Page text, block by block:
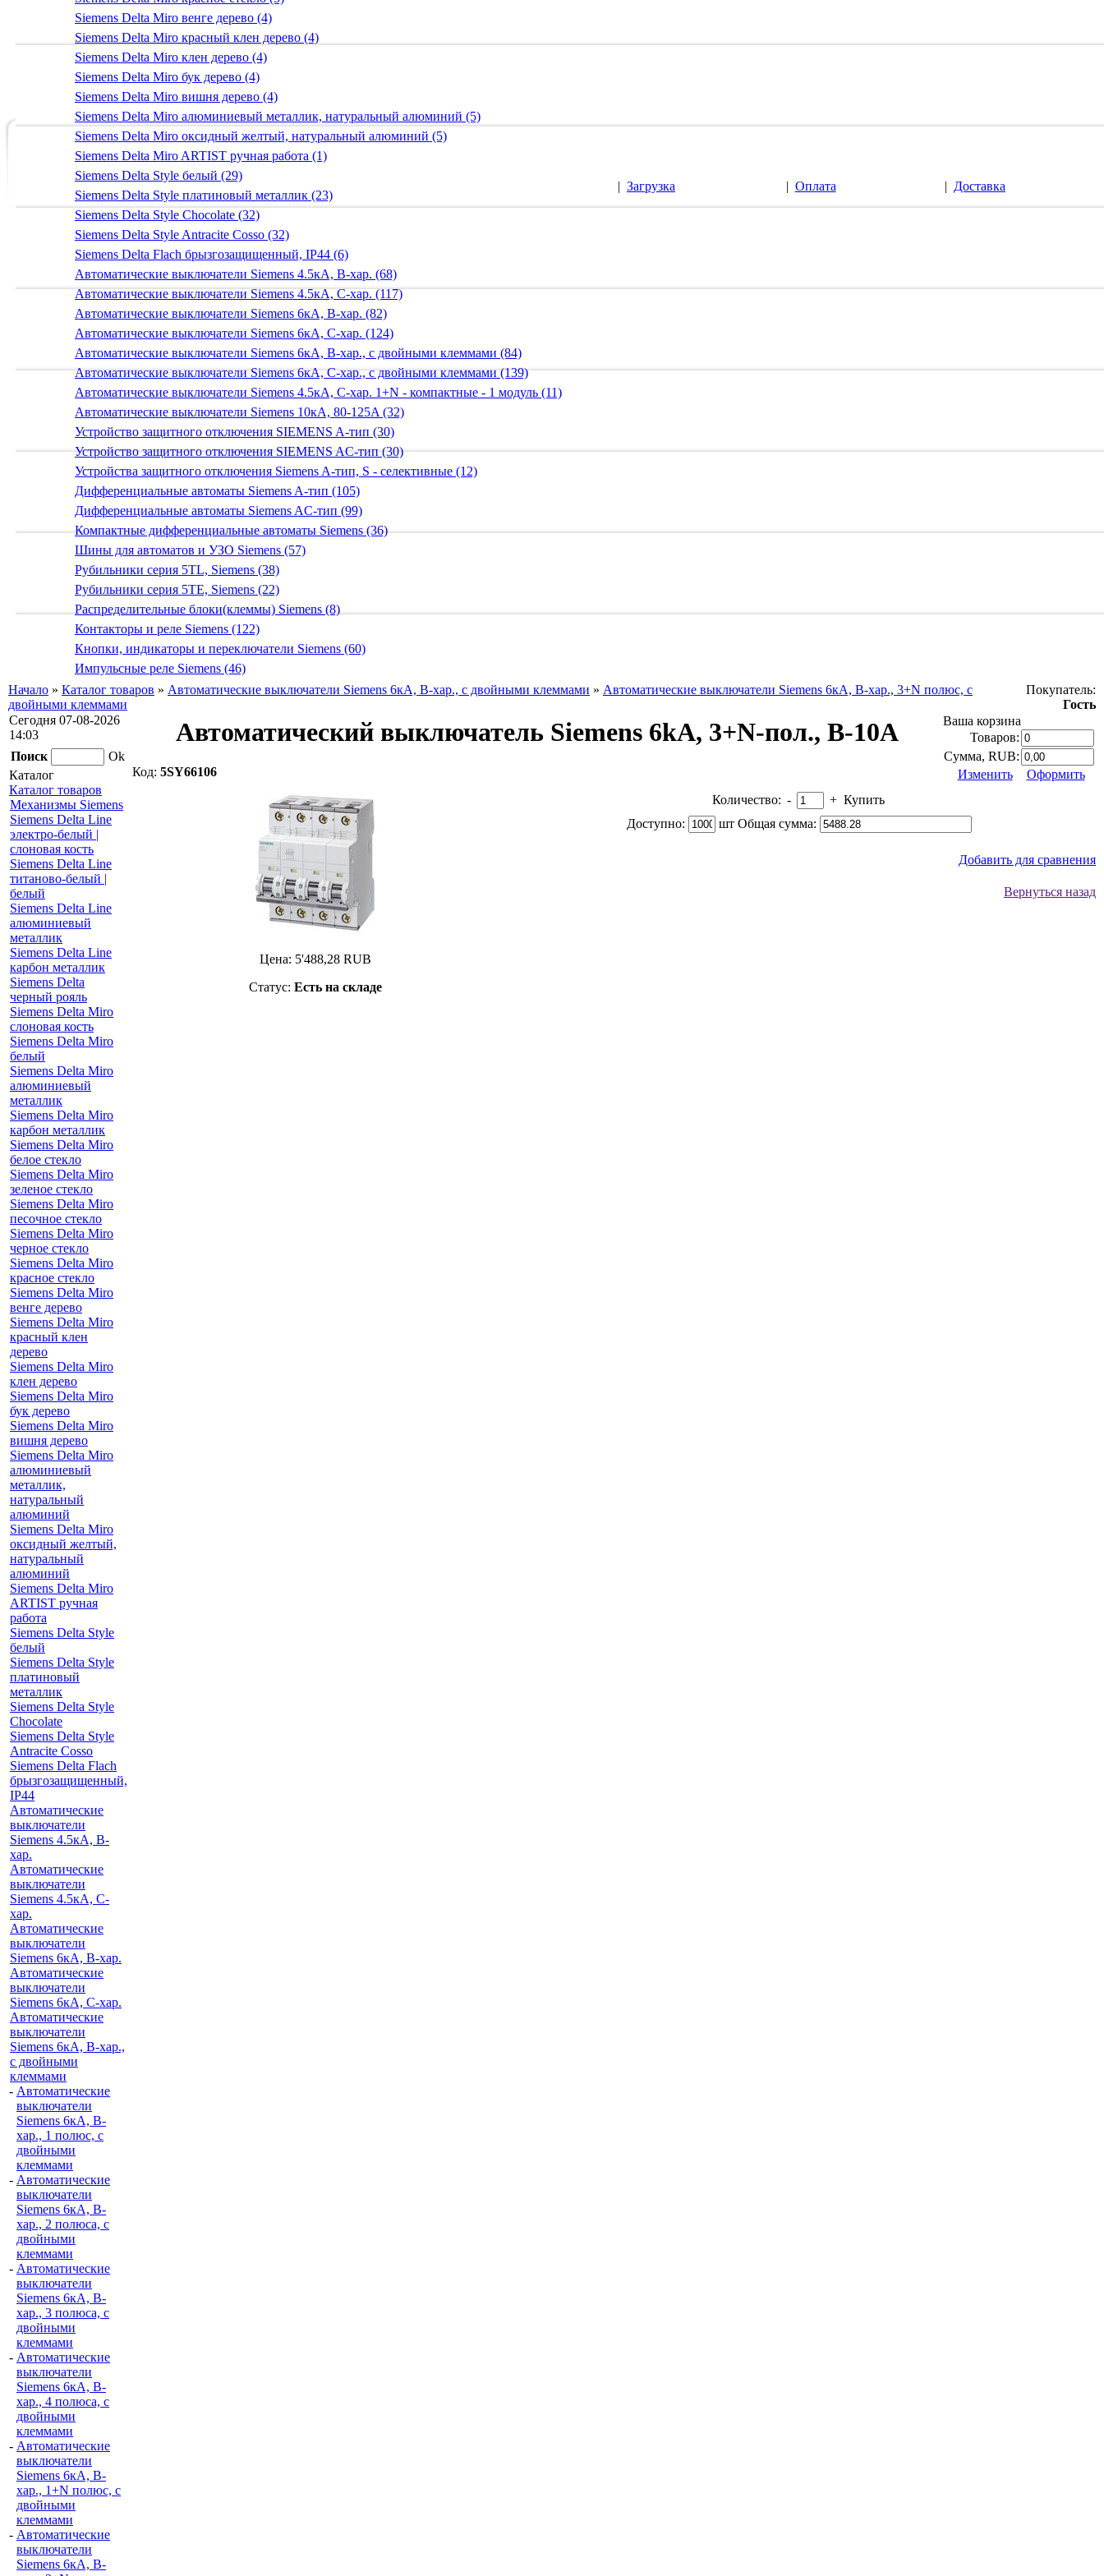
Siemens Delta Miro венге дерево (4)
Siemens Delta Miro красный клен дерево (4)
Siemens Delta Miro клен дерево (4)
Siemens Delta Miro бук дерево (4)
Siemens Delta Miro вишня дерево (4)
Siemens Delta Miro алюминиевый металлик, натуральный алюминий (5)
Siemens Delta Miro оксидный желтый, натуральный алюминий (5)
Siemens Delta Miro ARTIST ручная работа (1)
Siemens Delta Style белый (29)
Siemens Delta Style платиновый металлик (23)
Siemens Delta Style Chocolate (32)
Siemens Delta Style Antracite Cosso (32)
Siemens Delta Flach брызгозащищенный, IP44 (6)
Автоматические выключатели Siemens 4.5кА, B-хар. (68)
Автоматические выключатели Siemens 4.5кА, C-хар. (117)
Автоматические выключатели Siemens 6кА, B-хар. (82)
Автоматические выключатели Siemens 6кА, С-хар. (124)
Автоматические выключатели Siemens 6кА, B-хар., с двойными клеммами (84)
Автоматические выключатели Siemens 6кА, C-хар., с двойными клеммами (139)
Автоматические выключатели Siemens 4.5кА, C-хар. 1+N - компактные - 1 модуль (11)
Автоматические выключатели Siemens 10кА, 80-125A (32)
Устройство защитного отключения SIEMENS A-тип (30)
Устройство защитного отключения SIEMENS AС-тип (30)
Устройства защитного отключения Siemens A-тип, S - селективные (12)
Дифференциальные автоматы Siemens A-тип (105)
Дифференциальные автоматы Siemens AС-тип (99)
Компактные дифференциальные автоматы Siemens (36)
Шины для автоматов и УЗО Siemens (57)
Рубильники серия 5TL, Siemens (38)
Рубильники серия 5TE, Siemens (22)
Распределительные блоки(клеммы) Siemens (8)
Контакторы и реле Siemens (122)
Кнопки, индикаторы и переключатели Siemens (60)
Импульсные реле Siemens (46)
| Загрузка | Оплата | Доставка
Начало » Каталог товаров » Автоматические выключатели Siemens 6кА, B-хар., с двойными клеммами » Автоматические выключатели Siemens 6кА, B-хар., 3+N полюс, с
двойными клеммами
Покупатель:
Гость
Сегодня 07-08-2026
14:03
Поиск
Ok
Каталог
Каталог товаров
Механизмы Siemens
Siemens Delta Line
электро-белый |
слоновая кость
Siemens Delta Line
титаново-белый |
белый
Siemens Delta Line
алюминиевый
металлик
Siemens Delta Line
карбон металлик
Siemens Delta
черный рояль
Siemens Delta Miro
слоновая кость
Siemens Delta Miro
белый
Siemens Delta Miro
алюминиевый
металлик
Siemens Delta Miro
карбон металлик
Siemens Delta Miro
белое стекло
Siemens Delta Miro
зеленое стекло
Siemens Delta Miro
песочное стекло
Siemens Delta Miro
черное стекло
Siemens Delta Miro
красное стекло
Siemens Delta Miro
венге дерево
Siemens Delta Miro
красный клен
дерево
Siemens Delta Miro
клен дерево
Siemens Delta Miro
бук дерево
Siemens Delta Miro
вишня дерево
Siemens Delta Miro
алюминиевый
металлик,
натуральный
алюминий
Siemens Delta Miro
оксидный желтый,
натуральный
алюминий
Siemens Delta Miro
ARTIST ручная
работа
Siemens Delta Style
белый
Siemens Delta Style
платиновый
металлик
Siemens Delta Style
Chocolate
Siemens Delta Style
Antracite Cosso
Siemens Delta Flach
брызгозащищенный,
IP44
Автоматические
выключатели
Siemens 4.5кА, B-
хар.
Автоматические
выключатели
Siemens 4.5кА, C-
хар.
Автоматические
выключатели
Siemens 6кА, B-хар.
Автоматические
выключатели
Siemens 6кА, С-хар.
Автоматические
выключатели
Siemens 6кА, B-хар.,
с двойными
клеммами
- Автоматические
выключатели
Siemens 6кА, B-
хар., 1 полюс, с
двойными
клеммами
- Автоматические
выключатели
Siemens 6кА, B-
хар., 2 полюса, с
двойными
клеммами
- Автоматические
выключатели
Siemens 6кА, B-
хар., 3 полюса, с
двойными
клеммами
- Автоматические
выключатели
Siemens 6кА, B-
хар., 4 полюса, с
двойными
клеммами
- Автоматические
выключатели
Siemens 6кА, B-
хар., 1+N полюс, с
двойными
клеммами
- Автоматические
выключатели
Siemens 6кА, B-
Автоматический выключатель Siemens 6kA, 3+N-пол., B-10А
Код: 5SY66106
Ваша корзина
Товаров:
Сумма, RUB:
Изменить
Оформить
Цена: 5'488,28RUB
Статус: Есть на складе
Количество: - + Купить
Доступно:
шт Общая сумма:
Добавить для сравнения
Вернуться назад